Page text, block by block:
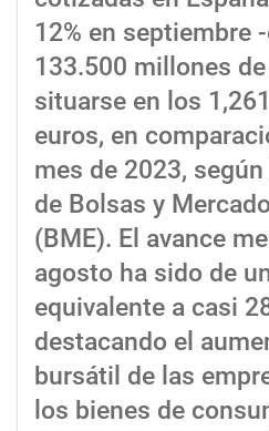
12% en septiembre
133.500 millones
situarse en los
euros, en
mes de 2023,
de Bolsas y
(BME). El avance
agosto ha sido de
equivalente a casi
destacando el
bursátil de las
los bienes de